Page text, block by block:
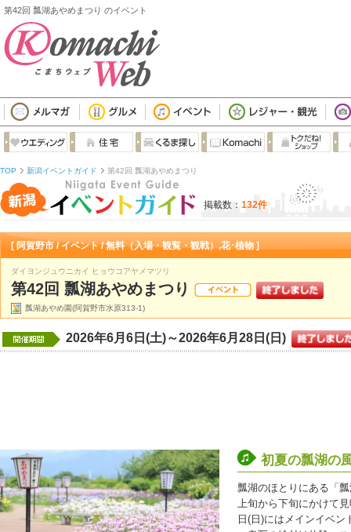
第42回 瓢湖あやめまつり のイベント
TOP 新潟イベントガイド 第42回 瓢湖あやめまつり
掲載数： 132件
[ 阿賀野市 / イベント / 無料（入場・観覧・観戦）,花･植物 ]
ダイヨンジュウニカイ ヒョウコアヤメマツリ
第42回 瓢湖あやめまつり
瓢湖あやめ園(阿賀野市水原313-1)
2026年6月6日(土)～2026年6月28日(日)
初夏の瓢湖の
瓢湖のほとりにある「
上旬から下旬にかけて
日(日)にはメインイベ